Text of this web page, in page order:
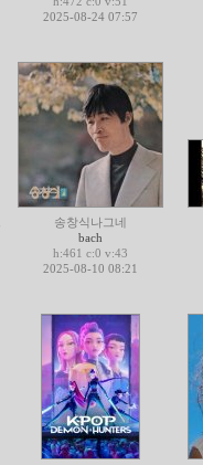
2025-08-24 07:57
송창식나그네
bach
h:461 c:0 v:43
2025-08-10 08:21